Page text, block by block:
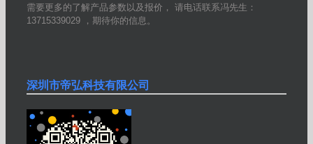
需要更多的了解产品参数以及报价， 请电话联系冯先生：
13715339029 ，期待你的信息。
深圳市帝弘科技有限公司